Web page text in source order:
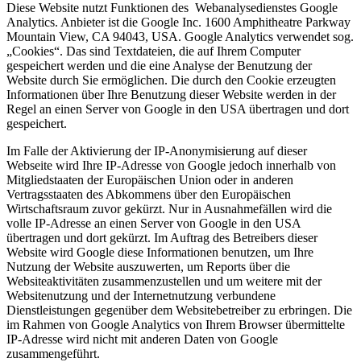
Diese Website nutzt Funktionen des Webanalysedienstes Google
Analytics. Anbieter ist die Google Inc. 1600 Amphitheatre Parkway
Mountain View, CA 94043, USA. Google Analytics verwendet sog.
„Cookies“. Das sind Textdateien, die auf Ihrem Computer
gespeichert werden und die eine Analyse der Benutzung der
Website durch Sie ermöglichen. Die durch den Cookie erzeugten
Informationen über Ihre Benutzung dieser Website werden in der
Regel an einen Server von Google in den USA übertragen und dort
gespeichert.
Im Falle der Aktivierung der IP-Anonymisierung auf dieser
Webseite wird Ihre IP-Adresse von Google jedoch innerhalb von
Mitgliedstaaten der Europäischen Union oder in anderen
Vertragsstaaten des Abkommens über den Europäischen
Wirtschaftsraum zuvor gekürzt. Nur in Ausnahmefällen wird die
volle IP-Adresse an einen Server von Google in den USA
übertragen und dort gekürzt. Im Auftrag des Betreibers dieser
Website wird Google diese Informationen benutzen, um Ihre
Nutzung der Website auszuwerten, um Reports über die
Websiteaktivitäten zusammenzustellen und um weitere mit der
Websitenutzung und der Internetnutzung verbundene
Dienstleistungen gegenüber dem Websitebetreiber zu erbringen. Die
im Rahmen von Google Analytics von Ihrem Browser übermittelte
IP-Adresse wird nicht mit anderen Daten von Google
zusammengeführt.